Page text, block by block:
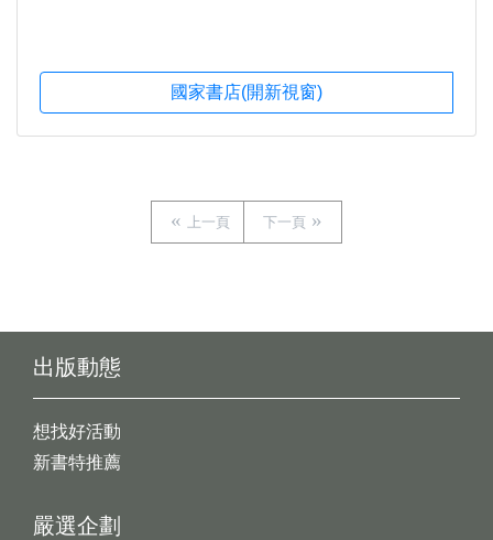
國家書店(開新視窗)
上一頁 下一頁
出版動態
想找好活動
新書特推薦
嚴選企劃